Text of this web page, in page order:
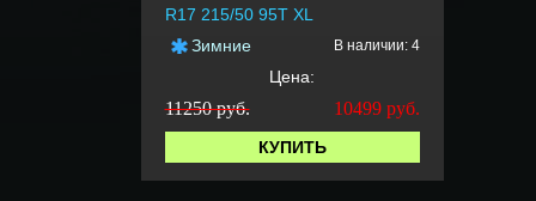
R17 215/50 95T XL
Зимние
В наличии: 4
Цена:
11250 руб. 10499 руб.
КУПИТЬ